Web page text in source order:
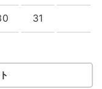
31